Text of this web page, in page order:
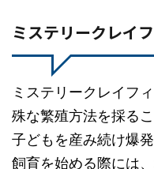
ミステリークレイ
ミステリークレイフ
殊な繁殖方法を採る
子どもを産み続け爆
飼育を始める際には